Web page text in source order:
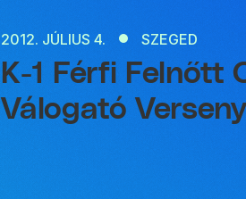
2012. JÚLIUS 4. SZEGED
K-1 Férfi Felnőtt
Válogató Verseny